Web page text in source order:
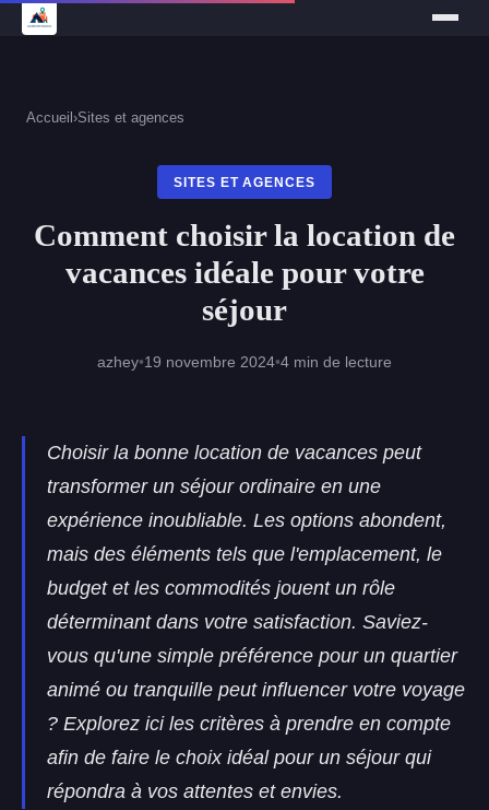
Accueil ›Sites et agences
SITES ET AGENCES
Comment choisir la location de
vacances idéale pour votre
séjour
azhey•19 novembre 2024•4 min de lecture
Choisir la bonne location de vacances peut
transformer un séjour ordinaire en une
expérience inoubliable. Les options abondent,
mais des éléments tels que l'emplacement, le
budget et les commodités jouent un rôle
déterminant dans votre satisfaction. Saviez-
vous qu'une simple préférence pour un quartier
animé ou tranquille peut influencer votre voyage
? Explorez ici les critères à prendre en compte
afin de faire le choix idéal pour un séjour qui
répondra à vos attentes et envies.